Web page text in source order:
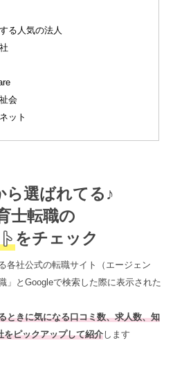
る人気の法人
会
ット
ら選ばれてる♪
士転職の
をチェック
各社公式の転職サイト（エージェン
」とGoogleで検索した際に表示された
ときに気になる口コミ数、求人数、知
をピックアップして紹介します